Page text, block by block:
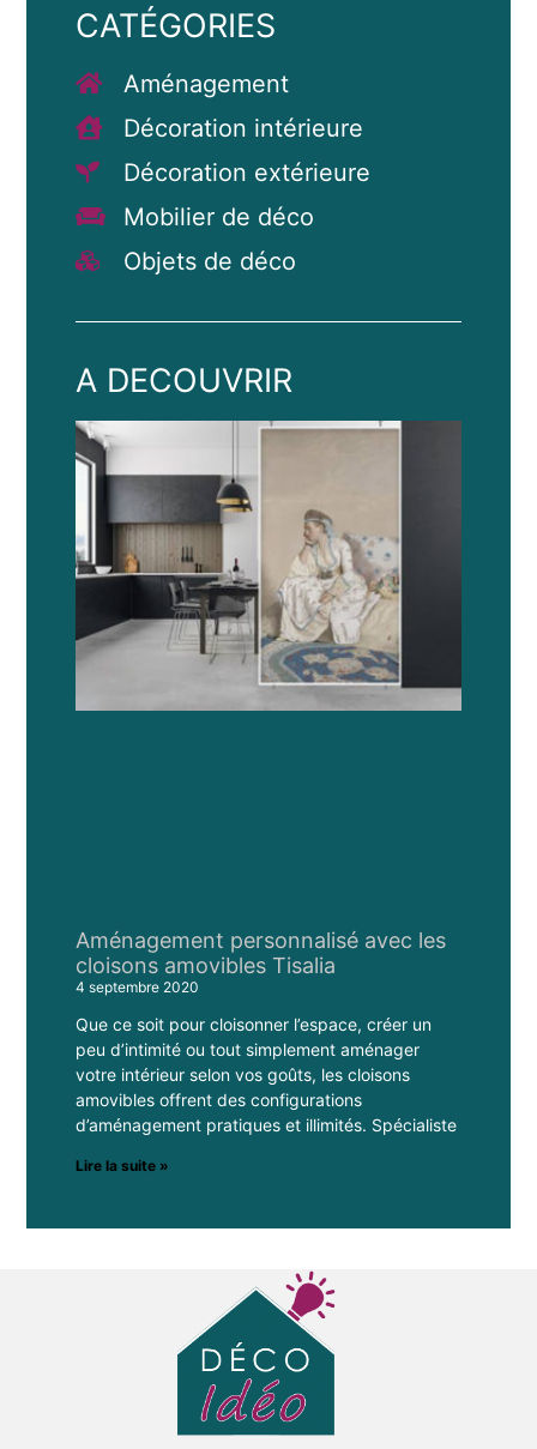
CATÉGORIES
Aménagement
Décoration intérieure
Décoration extérieure
Mobilier de déco
Objets de déco
A DECOUVRIR
Aménagement personnalisé avec les
cloisons amovibles Tisalia
4 septembre 2020
Que ce soit pour cloisonner l’espace, créer un
peu d’intimité ou tout simplement aménager
votre intérieur selon vos goûts, les cloisons
amovibles offrent des configurations
d’aménagement pratiques et illimités. Spécialiste
Lire la suite »